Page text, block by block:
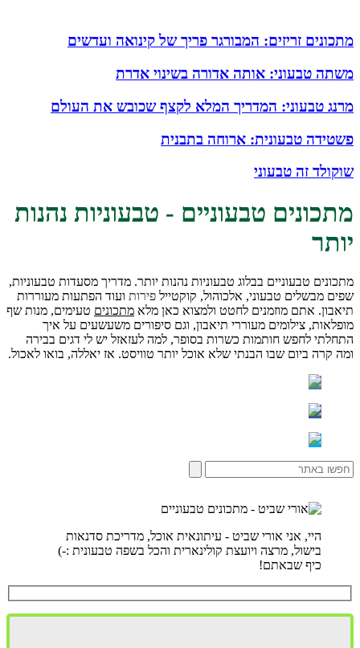
מתכונים זריזים: המבורגר פריך של קינואה ועדשים
משתה טבעוני: אותה אדורה בשינוי אדרת
מרנג טבעוני: המדריך המלא לקצף שכובש את העולם
פשטידה טבעונית: ארוחה בתבנית
שוקולד זה טבעוני
מתכונים טבעוניים - טבעוניות נהנות
יותר
מתכונים טבעוניים בבלוג טבעוניות נהנות יותר. מדריך מסעדות טבעוניות,
שפים מבשלים טבעוני, אלכוהול, קוקטייל פירות ועוד הפתעות מעוררות
תיאבון. אתם מוזמנים לחטט ולמצוא כאן מלא מתכונים טעימים, מנות שף
מופלאות, צילומים מעוררי תיאבון, וגם סיפורים משעשעים על איך
התחלתי לחפש חותמות כשרות בסופר, למה לעזאזל יש לי דגים בבירה
ומה קרה ביום שבו הבנתי שלא אוכל יותר טוויסט. אז יאללה, בואו לאכול.
היי, אני אורי שביט - עיתונאית אוכל, מדריכת סדנאות
בישול, מרצה ויועצת קולינארית והכל בשפה טבעונית :-)
כיף שבאתם!